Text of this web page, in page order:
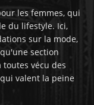
les femmes, qui
du lifestyle. Ici,
sur la mode,
section
vécu des
valent la peine